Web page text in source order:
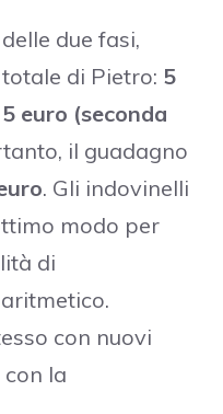
due fasi,
di Pietro: 5
euro (seconda
il guadagno
. Gli indovinelli
modo per
di
con nuovi
la